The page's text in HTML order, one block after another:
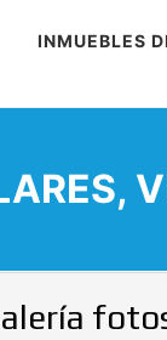
INMUEBLES